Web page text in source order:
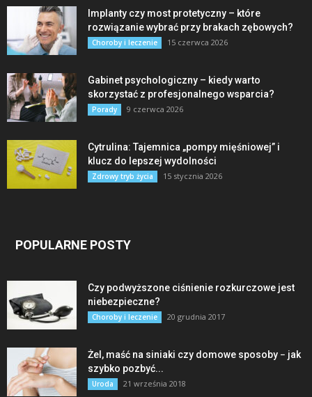
Implanty czy most protetyczny – które
rozwiązanie wybrać przy brakach zębowych?
Choroby i leczenie 15 czerwca 2026
Gabinet psychologiczny – kiedy warto
skorzystać z profesjonalnego wsparcia?
Porady 9 czerwca 2026
Cytrulina: Tajemnica „pompy mięśniowej” i
klucz do lepszej wydolności
Zdrowy tryb życia 15 stycznia 2026
POPULARNE POSTY
Czy podwyższone ciśnienie rozkurczowe jest
niebezpieczne?
Choroby i leczenie 20 grudnia 2017
Żel, maść na siniaki czy domowe sposoby − jak
szybko pozbyć...
Uroda 21 września 2018